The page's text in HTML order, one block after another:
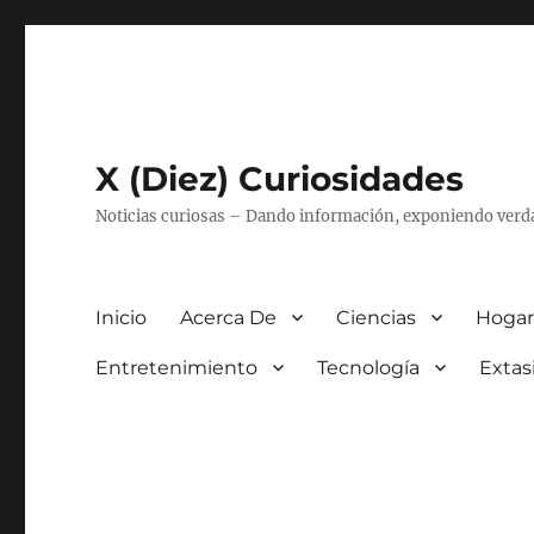
X (Diez) Curiosidades
Noticias curiosas – Dando información, exponiendo
Inicio Acerca De Ciencias
Entretenimiento Tecnología